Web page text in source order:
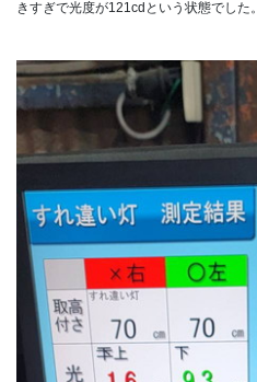
きすぎで光度が121cdという状態でした。